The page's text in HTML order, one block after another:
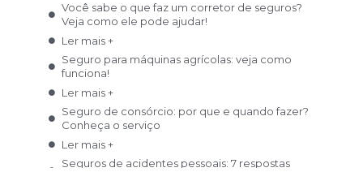
Você sabe o que faz um corretor de seguros?
Veja como ele pode ajudar!
Ler mais +
Seguro para máquinas agrícolas: veja como
funciona!
Ler mais +
Seguro de consórcio: por que e quando fazer?
Conheça o serviço
Ler mais +
Seguros de acidentes pessoais: 7 respostas